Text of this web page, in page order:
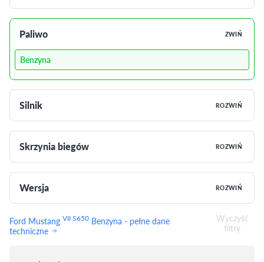
Paliwo ZWIŃ
Benzyna
Silnik ROZWIŃ
Skrzynia biegów ROZWIŃ
Wersja ROZWIŃ
Ford Mustang VII S650 Benzyna - pełne dane
techniczne
Wyczyść
filtry